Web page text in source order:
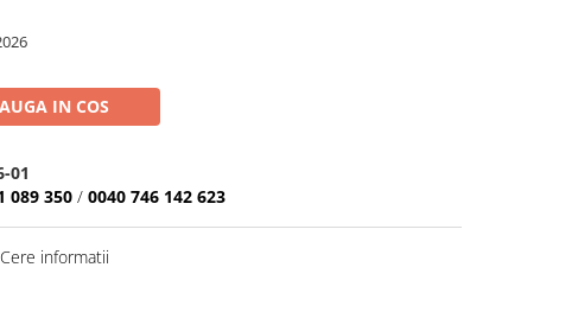
IN COS
01
089 350 / 0040 746 142 623
Cere informatii